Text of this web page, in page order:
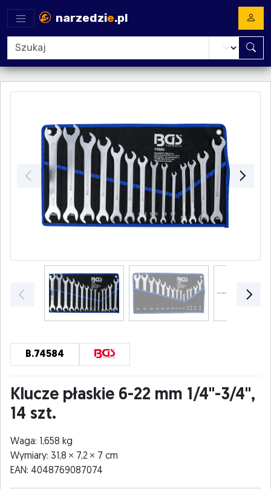
narzedzie.pl
B.74584
Klucze płaskie 6-22 mm 1/4"-3/4",
14 szt.
Waga: 1,658 kg
Wymiary: 31,8
7,2
7 cm
EAN: 4048769087074